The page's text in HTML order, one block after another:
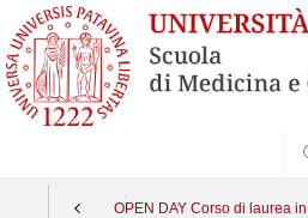
OPEN DAY Corso di laurea